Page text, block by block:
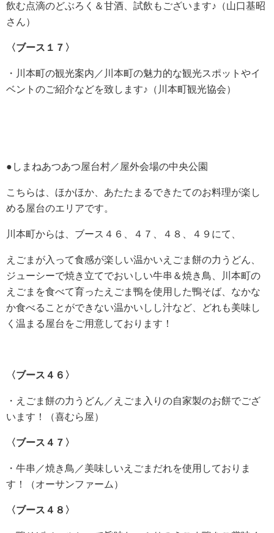
飲む点滴のどぶろく＆甘酒、試飲もございます♪（山口基昭
さん）
〈ブース１７〉
・川本町の観光案内／川本町の魅力的な観光スポットやイ
ベントのご紹介などを致します♪（川本町観光協会）
●しまねあつあつ屋台村／屋外会場の中央公園
こちらは、ほかほか、あたたまるできたてのお料理が楽し
める屋台のエリアです。
川本町からは、ブース４６、４７、４８、４９にて、
えごまが入って食感が楽しい温かいえごま餅の力うどん、
ジューシーで焼き立てでおいしい牛串＆焼き鳥、川本町の
えごまを食べて育ったえごま鴨を使用した鴨そば、なかな
か食べることができない温かいしし汁など、どれも美味し
く温まる屋台をご用意しております！
〈ブース４６〉
・えごま餅の力うどん／えごま入りの自家製のお餅でござ
います！（喜むら屋）
〈ブース４７〉
・牛串／焼き鳥／美味しいえごまだれを使用しておりま
す！（オーサンファーム）
〈ブース４８〉